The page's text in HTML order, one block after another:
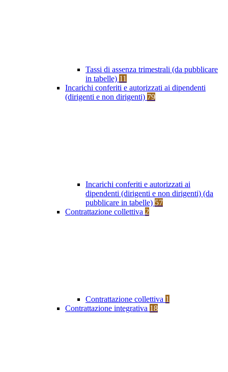
Tassi di assenza trimestrali (da pubblicare
in tabelle) 11
Incarichi conferiti e autorizzati ai dipendenti
(dirigenti e non dirigenti) 79
Incarichi conferiti e autorizzati ai
dipendenti (dirigenti e non dirigenti) (da
pubblicare in tabelle) 57
Contrattazione collettiva 2
Contrattazione collettiva 1
Contrattazione integrativa 18